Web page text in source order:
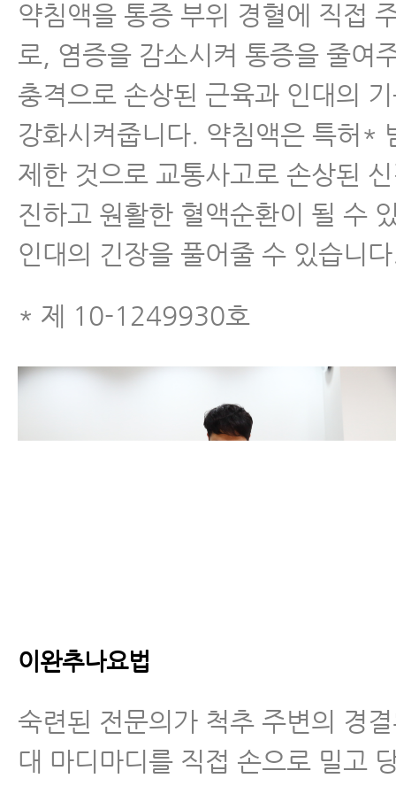
약침액을 통증 부위 경혈에 직접
로, 염증을 감소시켜 통증을 줄여
충격으로 손상된 근육과 인대의
강화시켜줍니다. 약침액은 특허*
제한 것으로 교통사고로 손상된
진하고 원활한 혈액순환이 될 수
인대의 긴장을 풀어줄 수 있습니
* 제 10-1249930호
이완추나요법
숙련된 전문의가 척추 주변의 경
대 마디마디를 직접 손으로 밀고